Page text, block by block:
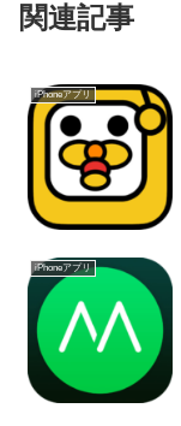
関連記事
iPhoneアプリ
iPhoneアプリ